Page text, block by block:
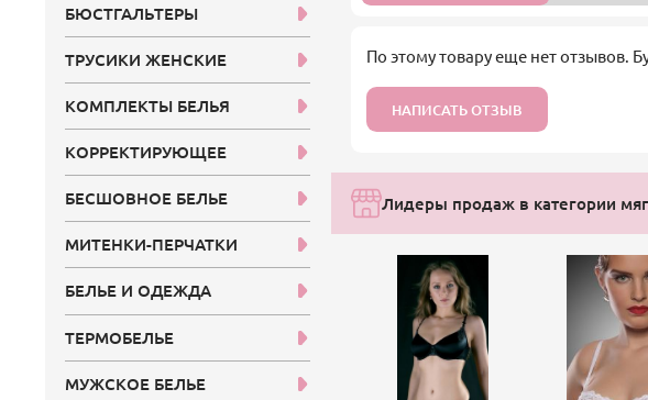
По этому товару еще нет отзывов.
НАПИСАТЬ ОТЗЫВ
Лидеры продаж в категории
БЮСТГАЛЬТЕРЫ
ТРУСИКИ ЖЕНСКИЕ
КОМПЛЕКТЫ БЕЛЬЯ
КОРРЕКТИРУЮЩЕЕ
БЕСШОВНОЕ БЕЛЬЕ
МИТЕНКИ-ПЕРЧАТКИ
БЕЛЬЕ И ОДЕЖДА
ТЕРМОБЕЛЬЕ
МУЖСКОЕ БЕЛЬЕ